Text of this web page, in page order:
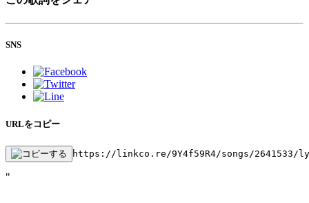
SNS
URLをコピー
https://linkco.re/9Y4f59R4/songs/2641533/
"